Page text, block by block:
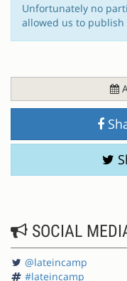
Unfortunately no
allowed us to
SOCIAL
@lateincamp
#lateincamp